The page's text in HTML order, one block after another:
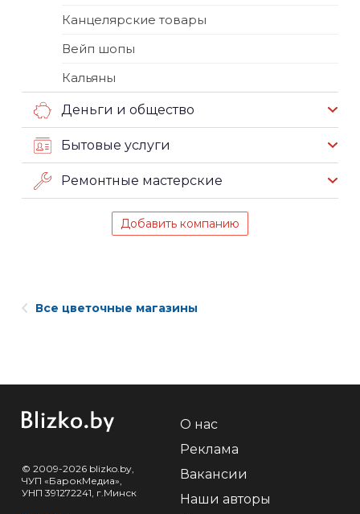
Канцелярские товары
Вейп шопы
Кальяны
Деньги и общество
Бытовые услуги
Ремонтные мастерские
Добавить компанию
Все цветочные магазины
© 2009-2026 blizko.by,
ЧУП «БарокМедиа»,
УНП 391272241, г.Минск
О нас
Реклама
Вакансии
Наши авторы